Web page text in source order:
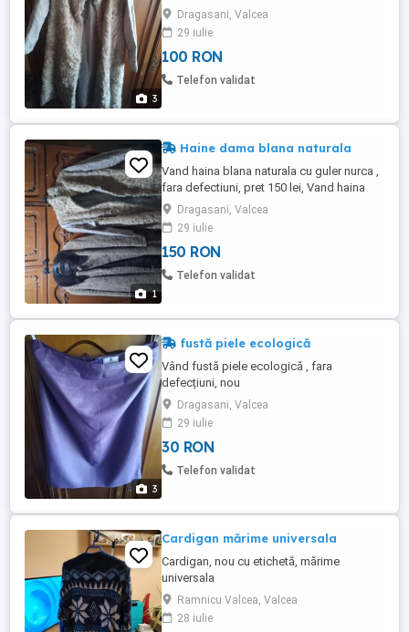
3
Dragasani, Valcea
29 iulie
100 RON
Telefon validat
1
Haine dama blana naturala
Vand haina blana naturala cu guler nurca ,
fara defectiuni, pret 150 lei, Vand haina
blana naturala ,pret 100 lei
Dragasani, Valcea
29 iulie
150 RON
Telefon validat
3
fustă piele ecologică
Vând fustă piele ecologică , fara
defecțiuni, nou
Dragasani, Valcea
29 iulie
30 RON
Telefon validat
Cardigan mărime universala
Cardigan, nou cu etichetă, mărime
universala
Ramnicu Valcea, Valcea
28 iulie